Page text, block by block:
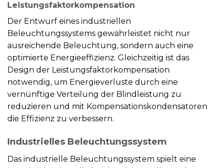
Leistungsfaktorkompensation
Der Entwurf eines industriellen
Beleuchtungssystems gewährleistet nicht nur
ausreichende Beleuchtung, sondern auch eine
optimierte Energieeffizienz. Gleichzeitig ist das
Design der Leistungsfaktorkompensation
notwendig, um Energieverluste durch eine
vernünftige Verteilung der Blindleistung zu
reduzieren und mit Kompensationskondensatoren
die Effizienz zu verbessern.
Industrielles Beleuchtungssystem
Das industrielle Beleuchtungssystem spielt eine